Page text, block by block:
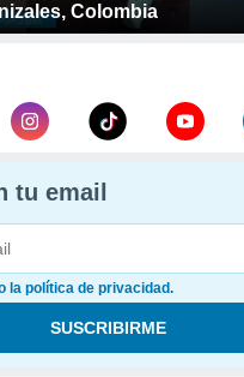
Colombia
tu email
la política de privacidad.